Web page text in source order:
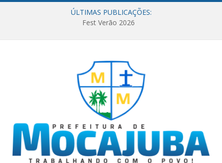
ÚLTIMAS PUBLICAÇÕES:
Fest Verão 2026